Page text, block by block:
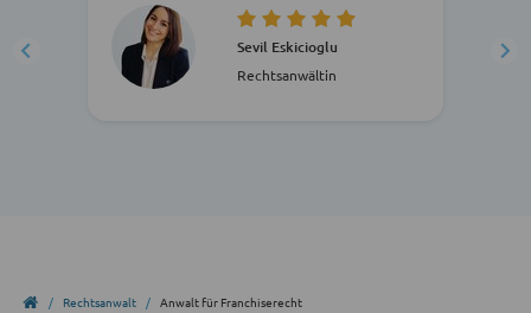
Sevil Eskicioglu
Rechtsanwältin
Rechtsanwalt Anwalt für Franchiserecht